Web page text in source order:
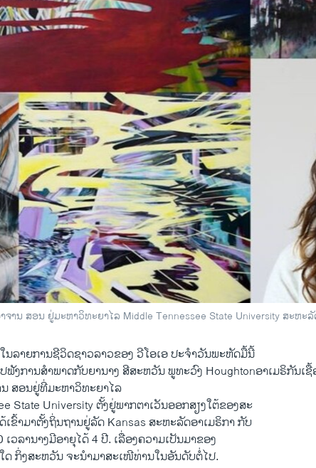
ານ ສອນ ຢູ່ມະຫາວິທະຍາໄລ Middle Tennessee State University ສະຫະລັ
ນລາຍການຊີວິດຊາວລາວຂອງ ວີໂອເອ ປະຈຳວັນພະຫັດມື້ນີ້
ຟັງການສຳພາດກັບຍານາງ ສີສະຫວັນ ພູທະວົງ Houghtonອາເມຣິກັນເ
ສອນຢູ່ທີ່ມະຫາວິທະຍາໄລ
State University ຕັ້ງຢູ່ພາກຕາເວັນອອກສຽງໃຕ້ຂອງສະ
ຂົ້າມາຕັ້ງຖິ່ນຖານຢູ່ລັດ Kansas ສະຫະລັດອາເມຣິກາ ກັບ
ວລານາງມີອາຍຸໄດ້ 4 ປີ. ເລື່ອງຄວາມເປັນມາຂອງ
ດ ກິ່ງສະຫວັນ ຈະນຳມາສະເໜີທ່ານໃນອັນດັບຕໍ່ໄປ.